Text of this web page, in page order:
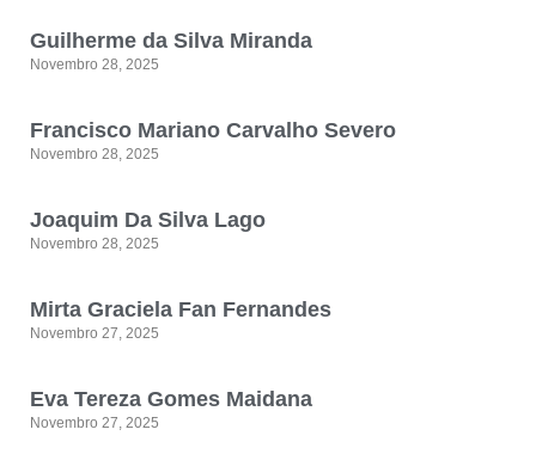
Guilherme da Silva Miranda
Novembro 28, 2025
Francisco Mariano Carvalho Severo
Novembro 28, 2025
Joaquim Da Silva Lago
Novembro 28, 2025
Mirta Graciela Fan Fernandes
Novembro 27, 2025
Eva Tereza Gomes Maidana
Novembro 27, 2025